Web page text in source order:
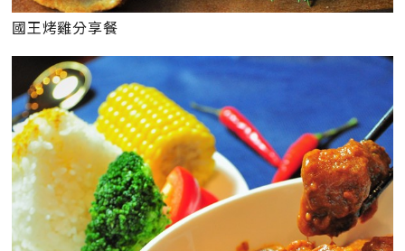
國王烤雞分享餐